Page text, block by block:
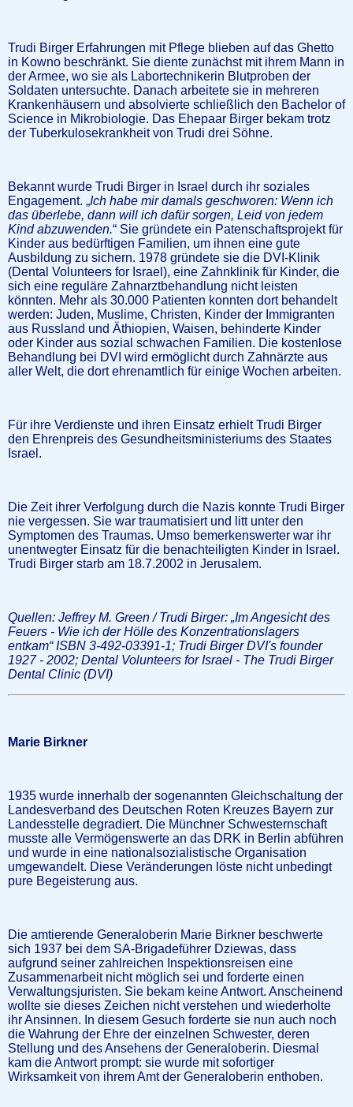
Trudi Birger Erfahrungen mit Pflege blieben auf das Ghetto
in Kowno beschränkt. Sie diente zunächst mit ihrem Mann in
der Armee, wo sie als Labortechnikerin Blutproben der
Soldaten untersuchte. Danach arbeitete sie in mehreren
Krankenhäusern und absolvierte schließlich den Bachelor of
Science in Mikrobiologie. Das Ehepaar Birger bekam trotz
der Tuberkulosekrankheit von Trudi drei Söhne.
Bekannt wurde Trudi Birger in Israel durch ihr soziales
Engagement. „Ich habe mir damals geschworen: Wenn ich
das überlebe, dann will ich dafür sorgen, Leid von jedem
Kind abzuwenden.“ Sie gründete ein Patenschaftsprojekt für
Kinder aus bedürftigen Familien, um ihnen eine gute
Ausbildung zu sichern. 1978 gründete sie die DVI-Klinik
(Dental Volunteers for Israel), eine Zahnklinik für Kinder, die
sich eine reguläre Zahnarztbehandlung nicht leisten
könnten. Mehr als 30.000 Patienten konnten dort behandelt
werden: Juden, Muslime, Christen, Kinder der Immigranten
aus Russland und Äthiopien, Waisen, behinderte Kinder
oder Kinder aus sozial schwachen Familien. Die kostenlose
Behandlung bei DVI wird ermöglicht durch Zahnärzte aus
aller Welt, die dort ehrenamtlich für einige Wochen arbeiten.
Für ihre Verdienste und ihren Einsatz erhielt Trudi Birger
den Ehrenpreis des Gesundheitsministeriums des Staates
Israel.
Die Zeit ihrer Verfolgung durch die Nazis konnte Trudi Birger
nie vergessen. Sie war traumatisiert und litt unter den
Symptomen des Traumas. Umso bemerkenswerter war ihr
unentwegter Einsatz für die benachteiligten Kinder in Israel.
Trudi Birger starb am 18.7.2002 in Jerusalem.
Quellen: Jeffrey M. Green / Trudi Birger: „Im Angesicht des
Feuers - Wie ich der Hölle des Konzentrationslagers
entkam“ ISBN 3-492-03391-1; Trudi Birger DVI's founder
1927 - 2002; Dental Volunteers for Israel - The Trudi Birger
Dental Clinic (DVI)
Marie Birkner
1935 wurde innerhalb der sogenannten Gleichschaltung der
Landesverband des Deutschen Roten Kreuzes Bayern zur
Landesstelle degradiert. Die Münchner Schwesternschaft
musste alle Vermögenswerte an das DRK in Berlin abführen
und wurde in eine nationalsozialistische Organisation
umgewandelt. Diese Veränderungen löste nicht unbedingt
pure Begeisterung aus.
Die amtierende Generaloberin Marie Birkner beschwerte
sich 1937 bei dem SA-Brigadeführer Dziewas, dass
aufgrund seiner zahlreichen Inspektionsreisen eine
Zusammenarbeit nicht möglich sei und forderte einen
Verwaltungsjuristen. Sie bekam keine Antwort. Anscheinend
wollte sie dieses Zeichen nicht verstehen und wiederholte
ihr Ansinnen. In diesem Gesuch forderte sie nun auch noch
die Wahrung der Ehre der einzelnen Schwester, deren
Stellung und des Ansehens der Generaloberin. Diesmal
kam die Antwort prompt: sie wurde mit sofortiger
Wirksamkeit von ihrem Amt der Generaloberin enthoben.